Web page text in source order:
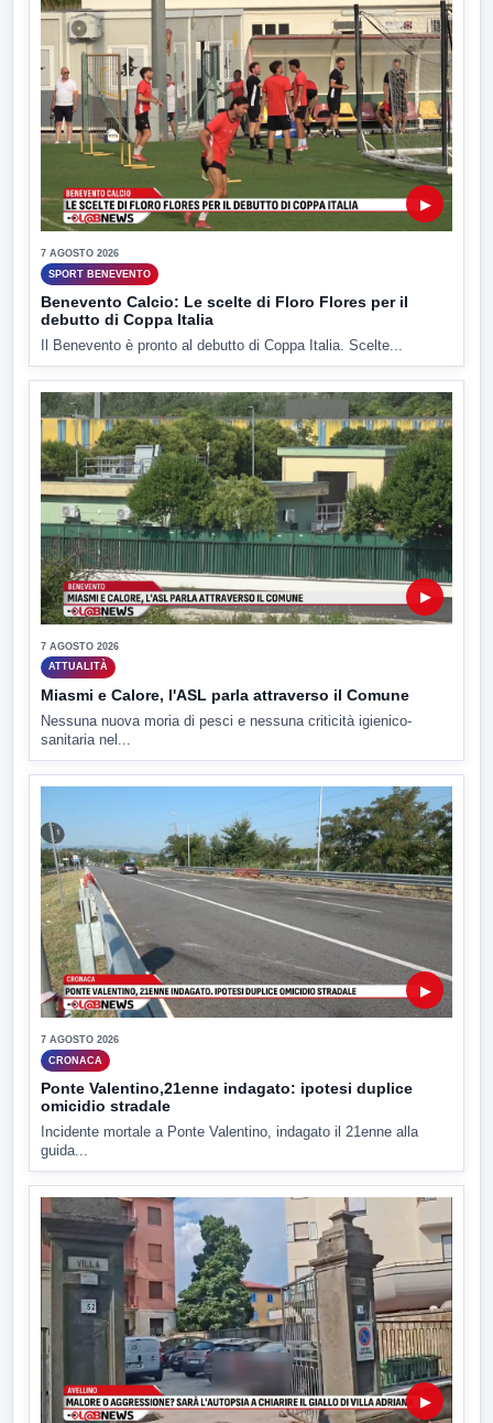
▶
7 AGOSTO 2026
SPORT BENEVENTO
Benevento Calcio: Le scelte di Floro Flores per il
debutto di Coppa Italia
Il Benevento è pronto al debutto di Coppa Italia. Scelte...
▶
7 AGOSTO 2026
ATTUALITÀ
Miasmi e Calore, l'ASL parla attraverso il Comune
Nessuna nuova moria di pesci e nessuna criticità igienico-
sanitaria nel...
▶
7 AGOSTO 2026
CRONACA
Ponte Valentino,21enne indagato: ipotesi duplice
omicidio stradale
Incidente mortale a Ponte Valentino, indagato il 21enne alla
guida...
▶